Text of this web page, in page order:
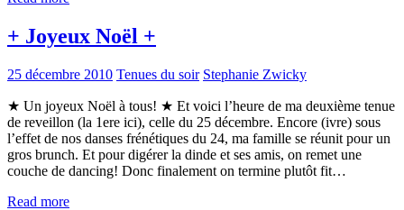
+ Joyeux Noël +
25 décembre 2010 Tenues du soir Stephanie Zwicky
★ Un joyeux Noël à tous! ★ Et voici l’heure de ma deuxième tenue
de reveillon (la 1ere ici), celle du 25 décembre. Encore (ivre) sous
l’effet de nos danses frénétiques du 24, ma famille se réunit pour un
gros brunch. Et pour digérer la dinde et ses amis, on remet une
couche de dancing! Donc finalement on termine plutôt fit…
Read more